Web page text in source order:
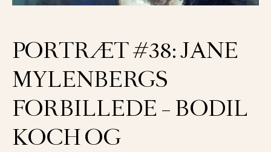
PORTRÆT #38: JANE
MYLENBERGS
FORBILLEDE – BODIL
KOCH OG